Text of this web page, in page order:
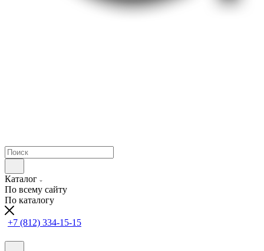
Каталог
По всему сайту
По каталогу
+7 (812) 334-15-15